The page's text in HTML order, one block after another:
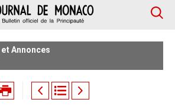
Annonces